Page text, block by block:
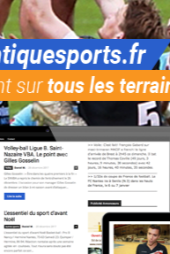
Atlantique
Sport